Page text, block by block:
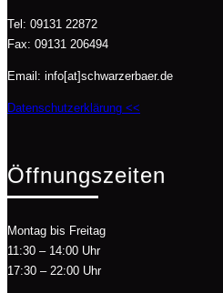
Tel: 09131 22872
Fax: 09131 206494
Email: info[at]schwarzerbaer.de
Datenschutzerklärung <<
Öffnungszeiten
Montag bis Freitag
11:30 – 14:00 Uhr
17:30 – 22:00 Uhr